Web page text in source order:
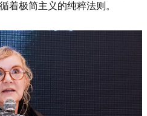
着极简主义的纯粹法则。